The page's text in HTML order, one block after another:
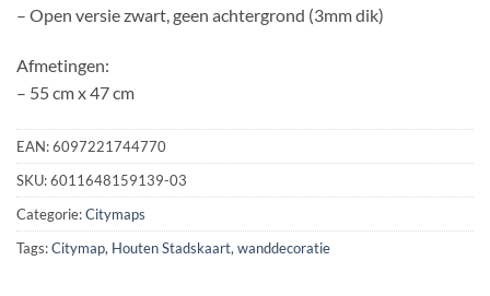
– Open versie zwart, geen achtergrond (3mm dik)
Afmetingen:
– 55 cm x 47 cm
EAN:6097221744770
SKU:6011648159139-03
Categorie:Citymaps
Tags:Citymap, Houten Stadskaart, wanddecoratie